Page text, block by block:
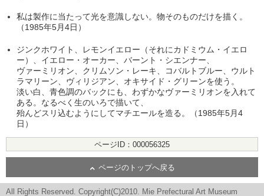
私は製作に当たって光を意識しない。物そのものだけを描く。
（1985年5月4日）
ジンクホワイト、レモンイエロー（それにカドミウム・イエロ
ー）、イエロー・オーカー、バーント・シエンナー、
ヴァーミリオン、クリムソン・レーキ、コバルトブルー、ウルト
ラマリーン、ヴィリジアン、オキサイド・グリーンを使う。
淡い白、青色調のバックにも、わずかなヴァーミリオンを入れて
ある。なるべく生のいろで描いて、
殆んどスリ込むようにしてマチエールを造る。（1985年5月4
日）
ページID：000056325
ページのトップへ戻る
All Rights Reserved. Copyright(C)2010. Mie Prefectural Art Museum